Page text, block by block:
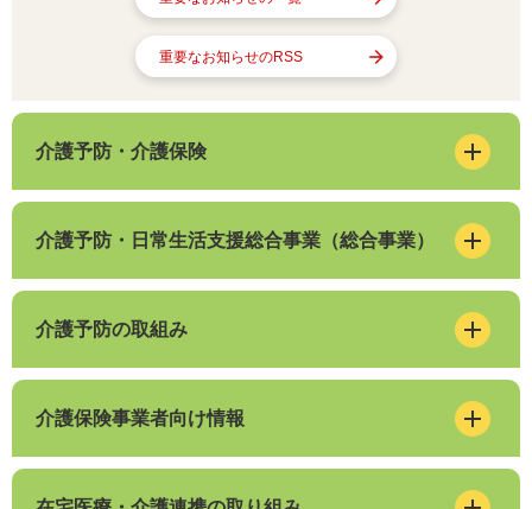
重要なお知らせのRSS
介護予防・介護保険
介護予防・日常生活支援総合事業（総合事業）
介護予防の取組み
介護保険事業者向け情報